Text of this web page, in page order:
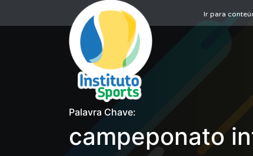
Ir para
Palavra Chave:
campeponato